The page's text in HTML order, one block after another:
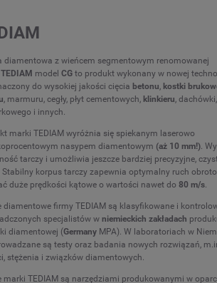
diamentowa z wieńcem segmentowym renomowanej
TEDIAM model CG to produkt wykonany w nowej
do wysokiej jakości cięcia betonu kostki
, marmuru, cegły, płyt cementowych, klinkieru ,
i innych.
marki TEDIAM wyróżnia się spiekanym laserowo
nasypem diamentowym (aż 10 mm!) .
tarczy i umożliwia jeszcze bardziej precyzyjne,
Stabilny korpus tarczy zapewnia optymalny ruch
duże prędkości kątowe o wartości nawet do 80 m/s
diamentowe firmy TEDIAM są klasyfikowane i
specjalistów w niemieckich zakładach
diamentowej (Germany MPA). W laboratoriach w
są testy oraz badania nowych rozwiązań,
stężenia i związków diamentowych.
marki TEDIAM są narzędziami produkowanymi w